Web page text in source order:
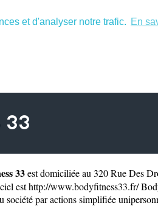
et d'analyser notre trafic. En
33
33est domiciliée au 320 Rue Des
esthttp://www.bodyfitness33.fr/
société par actions simplifiée